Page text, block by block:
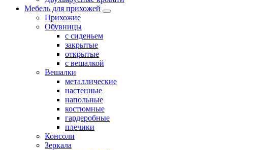
Мебель для прихожей
Прихожие
Обувницы
с сиденьем
закрытые
открытые
с вешалкой
Вешалки
металлические
настенные
напольные
костюмные
гардеробные
плечики
Консоли
Зеркала